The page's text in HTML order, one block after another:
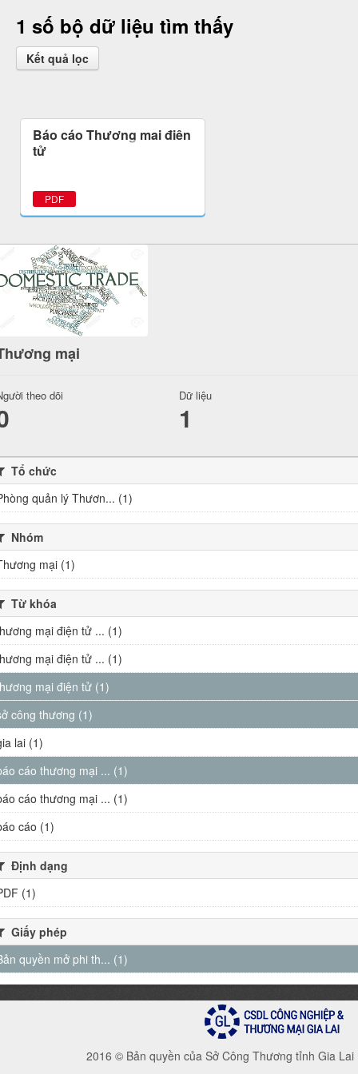
1 số bộ dữ liệu tìm thấy
Kết quả lọc
Báo cáo Thương mại điện
tử
PDF
mại
theo dõi Dữ liệu
1
Tổ chức
quản lý Thươn... (1)
Nhóm
mại (1)
Từ khóa
mại điện tử ... (1)
mại điện tử ... (1)
mại điện tử (1)
công thương (1)
lai (1)
cáo thương mại ... (1)
cáo thương mại ... (1)
cáo (1)
Định dạng
(1)
Giấy phép
quyền mở phi th... (1)
2016 © Bản quyền của Sở Công Thương tỉnh Gia Lai